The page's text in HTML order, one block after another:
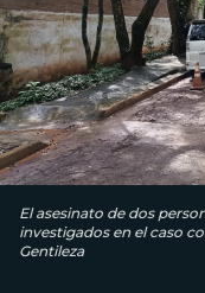
El asesinato de dos
investigados en el caso
Gentileza